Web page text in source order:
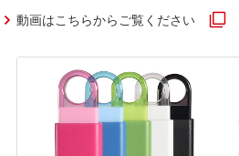
動画はこちらからご覧ください